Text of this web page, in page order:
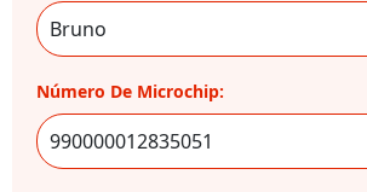
Número De Microchip: